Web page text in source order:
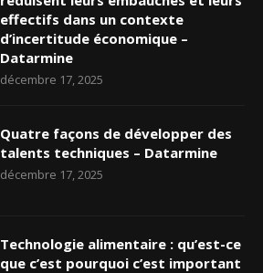
effectifs dans un contexte
d’incertitude économique –
Datarmine
décembre 17, 2025
Quatre façons de développer des
talents techniques – Datarmine
décembre 17, 2025
Technologie alimentaire : qu’est-ce
que c’est pourquoi c’est important